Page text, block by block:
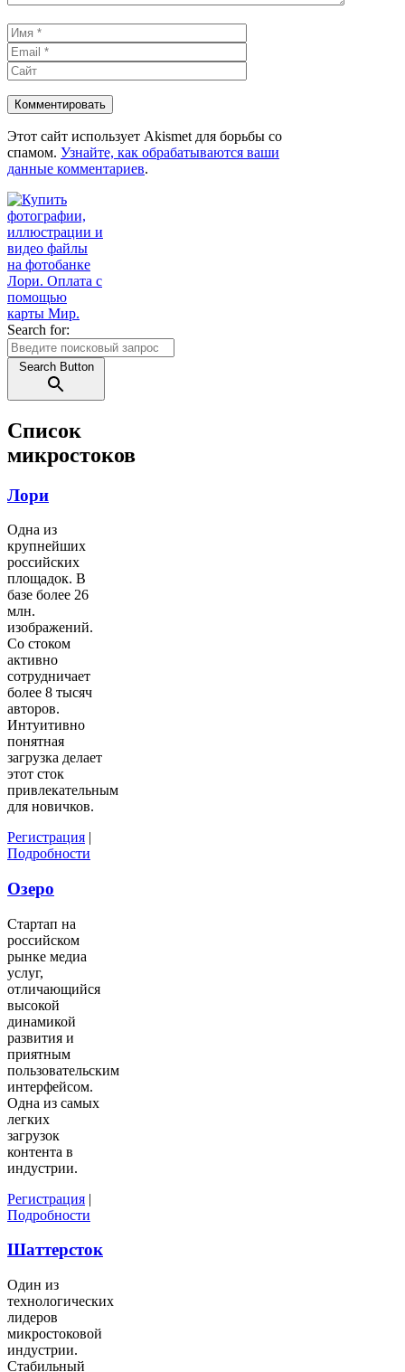
Имя
Этот сайт использует Akismet для борьбы со
спамом. Узнайте, как обрабатываются ваши
данные комментариев.
Search for:
Search Button
Список
микростоков
Лори
Одна из
крупнейших
российских
площадок. В
базе более 26
млн.
изображений.
Со стоком
активно
сотрудничает
более 8 тысяч
авторов.
Интуитивно
понятная
загрузка делает
этот сток
привлекательным
для новичков.
Регистрация |
Подробности
Озеро
Стартап на
российском
рынке медиа
услуг,
отличающийся
высокой
динамикой
развития и
приятным
пользовательским
интерфейсом.
Одна из самых
легких
загрузок
контента в
индустрии.
Регистрация |
Подробности
Шаттерсток
Один из
технологических
лидеров
микростоковой
индустрии.
Стабильный